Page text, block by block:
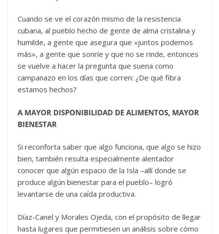
Cuando se ve el corazón mismo de la resistencia
cubana, al pueblo hecho de gente de alma cristalina y
humilde, a gente que asegura que «juntos podemos
más», a gente que sonríe y que no se rinde, entonces
se vuelve a hacer la pregunta que suena como
campanazo en los días que corren: ¿De qué fibra
estamos hechos?
A MAYOR DISPONIBILIDAD DE ALIMENTOS, MAYOR
BIENESTAR
Si reconforta saber que algo funciona, que algo se hizo
bien, también resulta especialmente alentador
conocer que algún espacio de la Isla –allí donde se
produce algún bienestar para el pueblo– logró
levantarse de una caída productiva.
Díaz-Canel y Morales Ojeda, con el propósito de llegar
hasta lugares que permitiesen un análisis sobre cómo